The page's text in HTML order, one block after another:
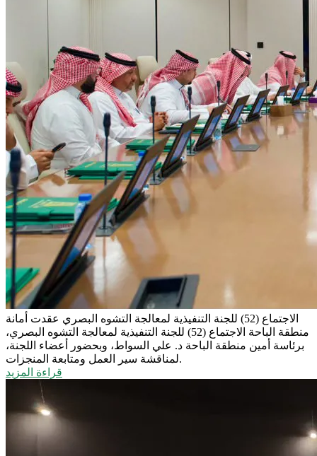
الاجتماع (52) للجنة التنفيذية لمعالجة التشوه البصري
عقدت أمانة
منطقة الباحة الاجتماع (52) للجنة التنفيذية لمعالجة التشوه البصري،
برئاسة أمين منطقة الباحة د. علي السواط، وبحضور أعضاء اللجنة،
لمناقشة سير العمل ومتابعة المنجزات.
قراءة المزيد